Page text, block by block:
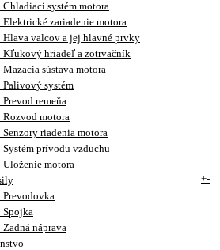
Chladiaci systém motora
Elektrické zariadenie motora
Hlava valcov a jej hlavné prvky
Kľukový hriadeľ a zotrvačník
Mazacia sústava motora
Palivový systém
Prevod remeňa
Rozvod motora
Senzory riadenia motora
Systém prívodu vzduchu
Uloženie motora
+-
Prevodovka
Spojka
Zadná náprava